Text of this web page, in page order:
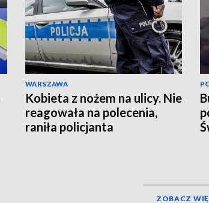
WARSZAWA
Kobieta z nożem na ulicy. Nie
reagowała na polecenia,
raniła policjanta
ZOBACZ